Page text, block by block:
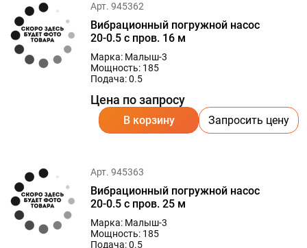
Арт. 945362
Вибрационный погружной насос
20-0.5 с пров. 16 м
Марка: Малыш-3
Мощность: 185
Подача: 0.5
Цена по запросу
В корзину Запросить цену
Арт. 945363
Вибрационный погружной насос
20-0.5 с пров. 25 м
Марка: Малыш-3
Мощность: 185
Подача: 0.5